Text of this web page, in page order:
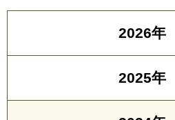
2026年
2025年